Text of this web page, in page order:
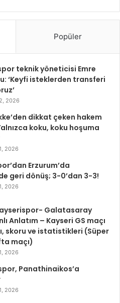
Popüler
teknik yöneticisi Emre
‘Keyfi isteklerden transferi
2026
dikkat çeken hakem
koku, koku hoşuma
2026
Erzurum’da
geri dönüş; 3-0’dan 3-3!
2026
Galatasaray
Anlatım – Kayseri GS maçı
skoru ve istatistikleri (Süper
maçı)
2026
Panathinaikos’a
2026